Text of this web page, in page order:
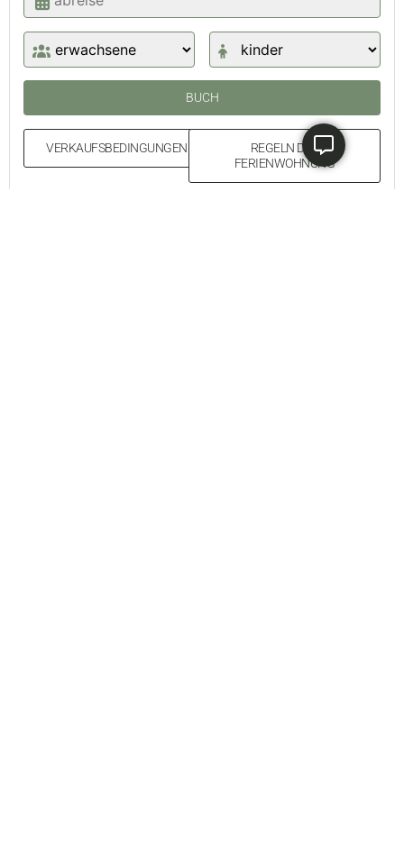
VERKAUFSBEDINGUNGEN
REGELN DER
FERIENWOHNUNG